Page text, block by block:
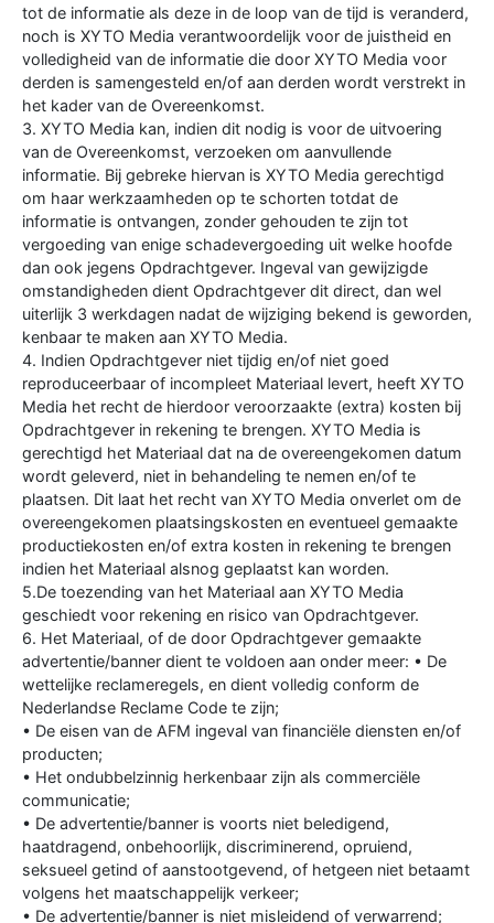
tot de informatie als deze in de loop van de tijd is veranderd,
noch is XYTO Media verantwoordelijk voor de juistheid en
volledigheid van de informatie die door XYTO Media voor
derden is samengesteld en/of aan derden wordt verstrekt in
het kader van de Overeenkomst.
3. XYTO Media kan, indien dit nodig is voor de uitvoering
van de Overeenkomst, verzoeken om aanvullende
informatie. Bij gebreke hiervan is XYTO Media gerechtigd
om haar werkzaamheden op te schorten totdat de
informatie is ontvangen, zonder gehouden te zijn tot
vergoeding van enige schadevergoeding uit welke hoofde
dan ook jegens Opdrachtgever. Ingeval van gewijzigde
omstandigheden dient Opdrachtgever dit direct, dan wel
uiterlijk 3 werkdagen nadat de wijziging bekend is geworden,
kenbaar te maken aan XYTO Media.
4. Indien Opdrachtgever niet tijdig en/of niet goed
reproduceerbaar of incompleet Materiaal levert, heeft XYTO
Media het recht de hierdoor veroorzaakte (extra) kosten bij
Opdrachtgever in rekening te brengen. XYTO Media is
gerechtigd het Materiaal dat na de overeengekomen datum
wordt geleverd, niet in behandeling te nemen en/of te
plaatsen. Dit laat het recht van XYTO Media onverlet om de
overeengekomen plaatsingskosten en eventueel gemaakte
productiekosten en/of extra kosten in rekening te brengen
indien het Materiaal alsnog geplaatst kan worden.
5.De toezending van het Materiaal aan XYTO Media
geschiedt voor rekening en risico van Opdrachtgever.
6. Het Materiaal, of de door Opdrachtgever gemaakte
advertentie/banner dient te voldoen aan onder meer: • De
wettelijke reclameregels, en dient volledig conform de
Nederlandse Reclame Code te zijn;
• De eisen van de AFM ingeval van financiële diensten en/of
producten;
• Het ondubbelzinnig herkenbaar zijn als commerciële
communicatie;
• De advertentie/banner is voorts niet beledigend,
haatdragend, onbehoorlijk, discriminerend, opruiend,
seksueel getind of aanstootgevend, of hetgeen niet betaamt
volgens het maatschappelijk verkeer;
• De advertentie/banner is niet misleidend of verwarrend;